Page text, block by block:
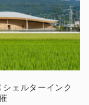
ェルターインク